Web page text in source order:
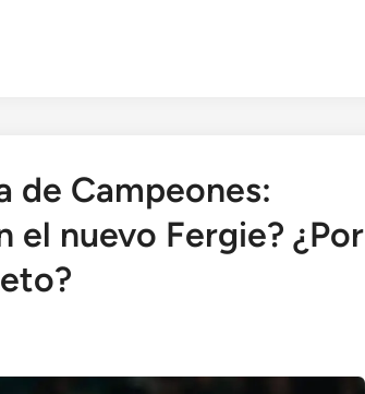
de Campeones:
el nuevo Fergie? ¿Por